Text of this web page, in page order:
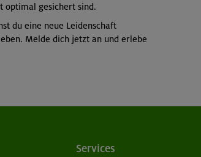
optimal gesichert sind.
du eine neue Leidenschaft
Melde dich jetzt an und erlebe
Services